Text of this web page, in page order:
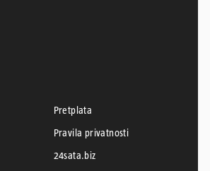
Pretplata
Pravila privatnosti
24sata.biz